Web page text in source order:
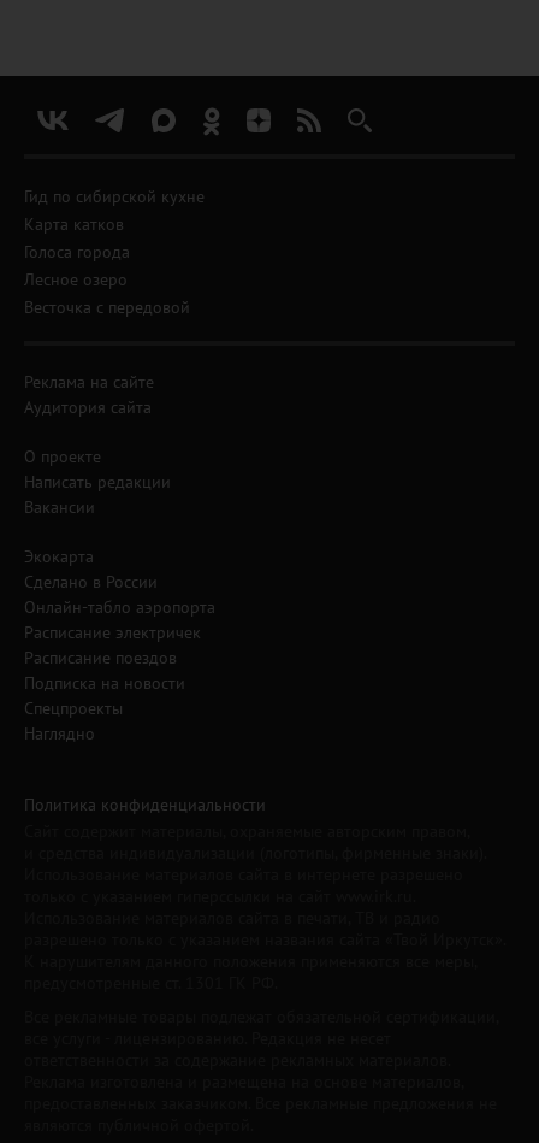
Гид по сибирской кухне
Карта катков
Голоса города
Лесное озеро
Весточка с передовой
Реклама на сайте
Аудитория сайта
О проекте
Написать редакции
Вакансии
Экокарта
Сделано в России
Онлайн-табло аэропорта
Расписание электричек
Расписание поездов
Подписка на новости
Спецпроекты
Наглядно
Политика конфиденциальности